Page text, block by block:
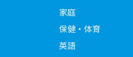
家庭
保健・体育
英語